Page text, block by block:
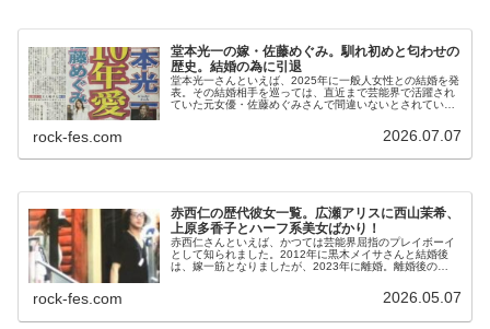
堂本光一の嫁・佐藤めぐみ。馴れ初めと匂わせの
歴史。結婚の為に引退
堂本光一さんといえば、2025年に一般人女性との結婚を発
表。その結婚相手を巡っては、直近まで芸能界で活躍され
ていた元女優・佐藤めぐみさんで間違いないとされていま
rock-fes.com 2026.07.07
赤西仁の歴代彼女一覧。広瀬アリスに西山茉希、
上原多香子とハーフ系美女ばかり！
赤西仁さんといえば、かつては芸能界屈指のプレイボーイ
として知られました。2012年に黒木メイサさんと結婚後
は、嫁一筋となりましたが、2023年に離婚。離婚後の
rock-fes.com 2026.05.07